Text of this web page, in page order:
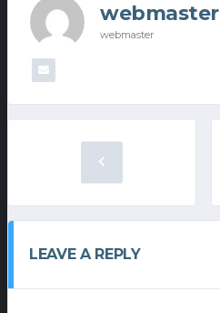
webmaster
webmaster
LEAVE A REPLY